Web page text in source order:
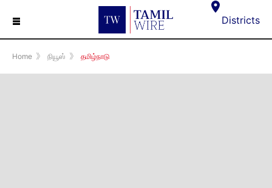
☰ Districts
Home 》 நியூஸ் 》 தமிழ்நாடு